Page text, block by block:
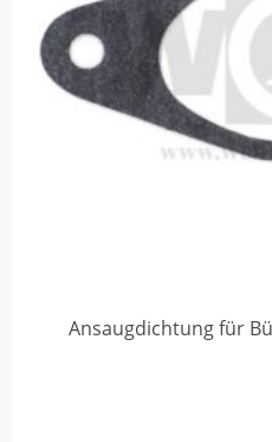
Ansaugdichtung für